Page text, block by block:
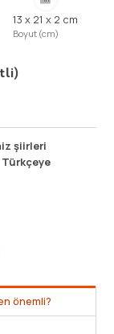
13 x 21 x 2 cm
Boyut (cm)
şiirleri
Türkçeye
önemli?